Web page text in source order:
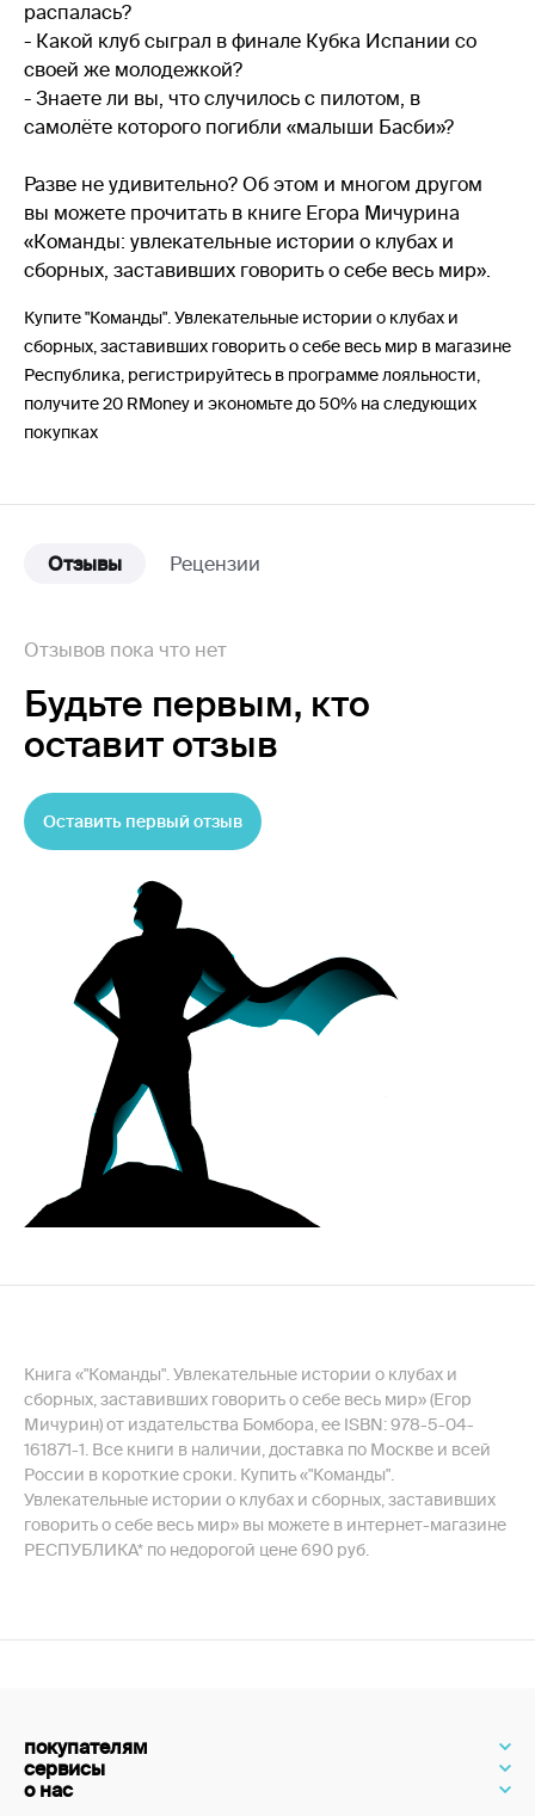
распалась?
- Какой клуб сыграл в финале Кубка Испании со
своей же молодежкой?
- Знаете ли вы, что случилось с пилотом, в
самолёте которого погибли «малыши Басби»?
Разве не удивительно? Об этом и многом другом
вы можете прочитать в книге Егора Мичурина
«Команды: увлекательные истории о клубах и
сборных, заставивших говорить о себе весь мир».
Купите "Команды". Увлекательные истории о клубах и
сборных, заставивших говорить о себе весь мир в магазине
Республика, регистрируйтесь в программе лояльности,
получите 20 RMoney и экономьте до 50% на следующих
покупках
Отзывы Рецензии
Отзывов пока что нет
Будьте первым, кто
оставит отзыв
Оставить первый отзыв
Книга «"Команды". Увлекательные истории о клубах и
сборных, заставивших говорить о себе весь мир» (Егор
Мичурин) от издательства Бомбора, ее ISBN: 978-5-04-
161871-1. Все книги в наличии, доставка по Москве и всей
России в короткие сроки. Купить «"Команды".
Увлекательные истории о клубах и сборных, заставивших
говорить о себе весь мир» вы можете в интернет-магазине
РЕСПУБЛИКА* по недорогой цене 690 руб.
покупателям
сервисы
о нас